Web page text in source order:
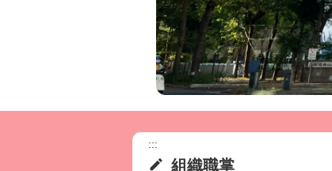
:::
組織職掌